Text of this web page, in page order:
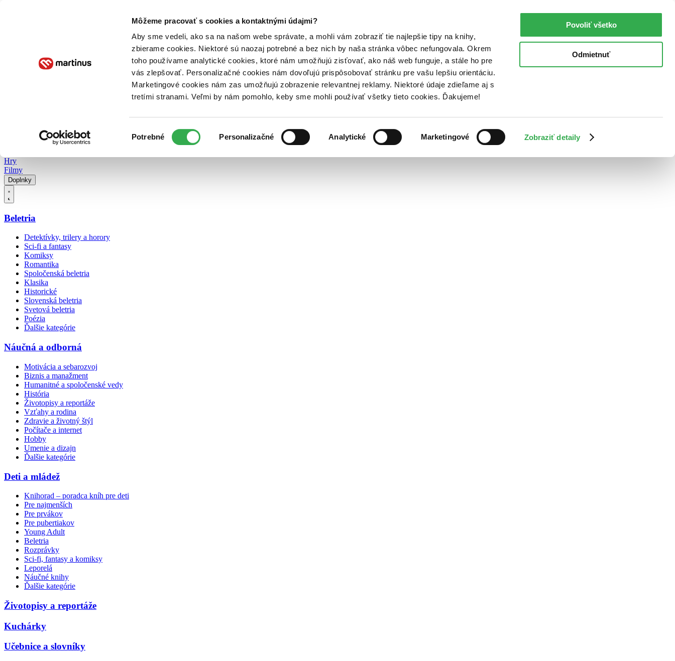
Môžeme pracovať s cookies a kontaktnými údajmi?
Aby sme vedeli, ako sa na našom webe správate, a mohli vám zobraziť tie najlepšie tipy na knihy,
zbierame cookies. Niektoré sú naozaj potrebné a bez nich by naša stránka vôbec nefungovala. Okrem
toho používame analytické cookies, ktoré nám umožňujú zisťovať, ako náš web funguje, a stále ho pre
vás zlepšovať. Personalizačné cookies nám dovoľujú prispôsobovať stránku pre vašu lepšiu orientáciu.
Marketingové cookies nám zas umožňujú zobrazenie relevantnej reklamy. Niektoré údaje zdieľame aj s
tretími stranami. Veľmi by nám pomohlo, keby sme mohli používať všetky tieto cookies. Ďakujeme!
súhlasu
Potrebné Personalizačné Analytické Marketingové Zobraziť detaily
Povoliť všetko
Odmietnuť
Poukážky Kontakt
Hry
Filmy
Doplnky
Beletria
Detektívky, trilery a horory
Sci-fi a fantasy
Komiksy
Romantika
Spoločenská beletria
Klasika
Historické
Slovenská beletria
Svetová beletria
Poézia
Ďalšie kategórie
Náučná a odborná
Motivácia a sebarozvoj
Biznis a manažment
Humanitné a spoločenské vedy
História
Životopisy a reportáže
Vzťahy a rodina
Zdravie a životný štýl
Počítače a internet
Hobby
Umenie a dizajn
Ďalšie kategórie
Deti a mládež
Knihorad – poradca kníh pre deti
Pre najmenších
Pre prvákov
Pre pubertiakov
Young Adult
Beletria
Rozprávky
Sci-fi, fantasy a komiksy
Leporelá
Náučné knihy
Ďalšie kategórie
Životopisy a reportáže
Kuchárky
Učebnice a slovníky